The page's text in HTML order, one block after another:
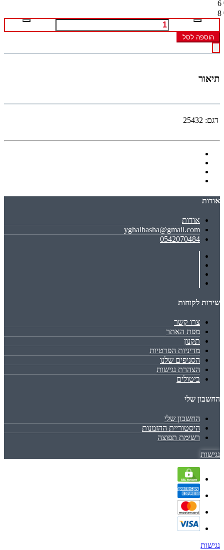
6
8
הוספה לסל
תיאור
דגם: 25432
אודות
אודות
yghalbasha@gmail.com
0542070484
שירות לקוחות
צרו קשר
מפת האתר
תקנון
מדיניות הפרטיות
הסניפים שלנו
הצהרת נגישות
ביטולים
החשבון שלי
החשבון שלי
היסטוריית ההזמנות
רשימת תפוצה
נגישות
נגישות